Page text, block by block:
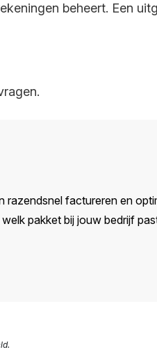
beheert. Een
razendsnel factureren en
pakket bij jouw bedrijf